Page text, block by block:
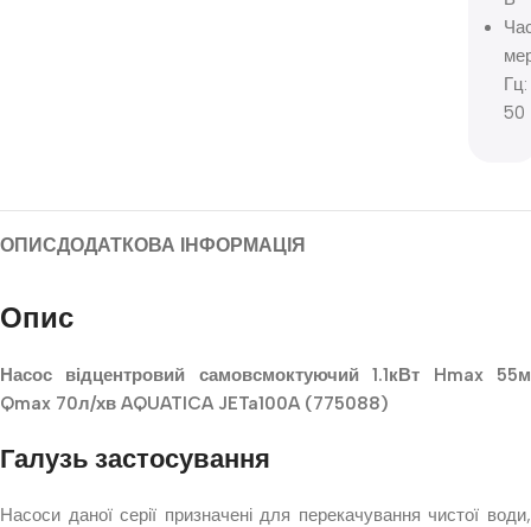
Гц:
50
ОПИСДОДАТКОВА ІНФОРМАЦІЯ
Опис
Насос відцентровий самовсмоктуючий 1.1кВт Hmax 55м
Qmax 70л/хв AQUATICA JETa100A (775088)
Галузь застосування
Насоси даної серії призначені для перекачування чистої води,